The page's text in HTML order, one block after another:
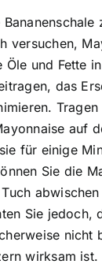
versuchen,
Öle und Fette
das
auf
für einige
Sie die
Sie jedoch,
nicht
wirksam ist.